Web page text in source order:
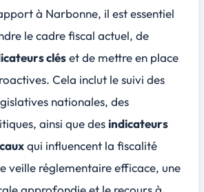
à Narbonne, il est essentiel
lecadre fiscal actuel, de
cléset de mettre en place
. Cela inclut le suivi des
nationales, des
ainsi que desindicateurs
qui influencent la fiscalité
veille réglementaire efficace, une